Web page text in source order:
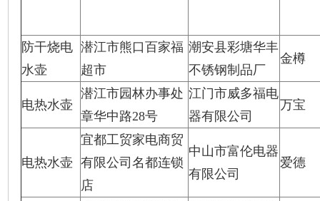
防干烧电
水壶
潜江市熊口百家福
超市
潮安县彩塘华丰
不锈钢制品厂
金樽
电热水壶
潜江市园林办事处
章华中路28号
江门市威多福电
器有限公司
万宝
电热水壶
宜都工贸家电商贸
有限公司名都连锁
店
中山市富伦电器
有限公司
爱德